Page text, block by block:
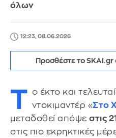
όλων
12:23, 08.06.2026
Προσθέστε το SKAI.gr
Τ ο έκτο και
ντοκιμαντέρ «Στο
μεταδοθεί απόψε στις
στις πιο εκρηκτικές